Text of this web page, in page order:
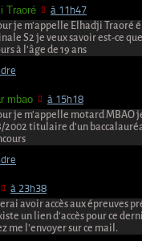
Traoré à 11h47
je m’appelle Elhadji Traoré
S2 je veux savoir est-ce
à l’âge de 19 ans
mbao à 15h18
je m’appelle motard MBAO
2002 titulaire d’un
à 23h38
avoir accès aux épreuves
un lien d’accès pour ce
me l’envoyer sur ce mail.